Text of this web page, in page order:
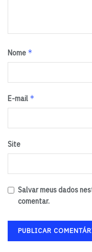
Nome *
E-mail *
Site
Salvar meus dados
comentar.